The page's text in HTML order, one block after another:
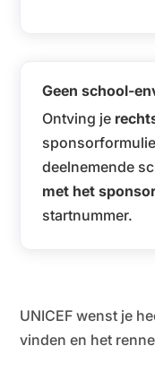
Geen school-
Ontving je
deelnemende
met het
startnummer.
UNICEF wenst je
vinden en het